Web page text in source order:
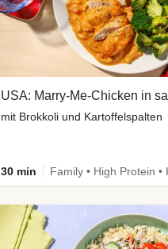
USA: Marry-Me-Chicken in
mit Brokkoli und Kartoffelspalten
30 min